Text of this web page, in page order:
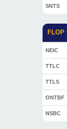
SNTS
FLOP
NEIC
TTLC
TTLS
ONTBF
NSBC